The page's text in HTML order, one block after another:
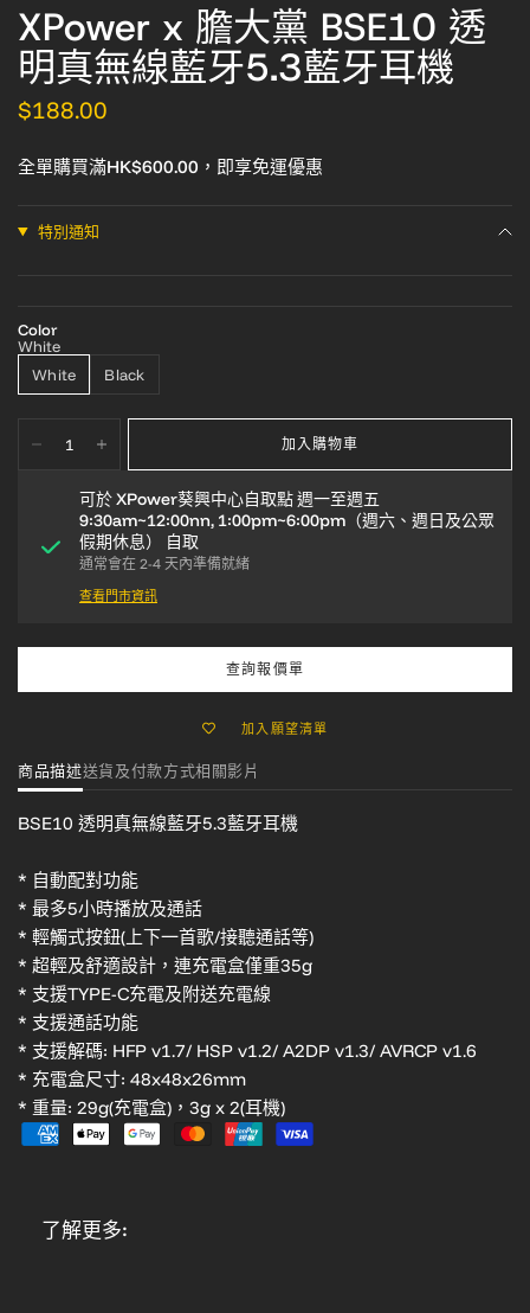
XPower x 膽大黨 BSE10 透
明真無線藍牙5.3藍牙耳機
$188.00
全單購買滿HK$600.00，即享免運優惠
特別通知
Color
White
White
Black
加入購物車
可於XPower葵興中心自取點 週一至週五
9:30am~12:00nn, 1:00pm~6:00pm（週六、週日及公眾
假期休息）
自取
通常會在 2-4 天內準備就緒
查看門市資訊
查詢報價單
加入願望清單
商品描述送貨及付款方式相關影片
BSE10 透明真無線藍牙5.3藍牙耳機
* 自動配對功能
* 最多5小時播放及通話
* 輕觸式按鈕(上下一首歌/接聽通話等)
* 超輕及舒適設計，連充電盒僅重35g
* 支援TYPE-C充電及附送充電線
* 支援通話功能
* 支援解碼: HFP v1.7/ HSP v1.2/ A2DP v1.3/ AVRCP v1.6
* 充電盒尺寸: 48x48x26mm
* 重量: 29g(充電盒)，3g x 2(耳機)
了解更多: